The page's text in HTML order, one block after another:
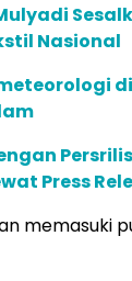
Nasional
Press
memasuki